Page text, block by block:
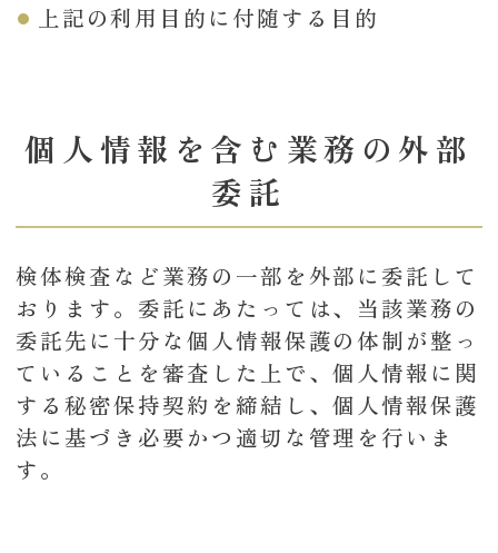
上記の利用目的に付随する目的
個人情報を含む業務の外部
委託
検体検査など業務の一部を外部に委託して
おります。委託にあたっては、当該業務の
委託先に十分な個人情報保護の体制が整っ
ていることを審査した上で、個人情報に関
する秘密保持契約を締結し、個人情報保護
法に基づき必要かつ適切な管理を行いま
す。